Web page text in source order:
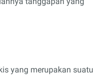
yang merupakan suatu